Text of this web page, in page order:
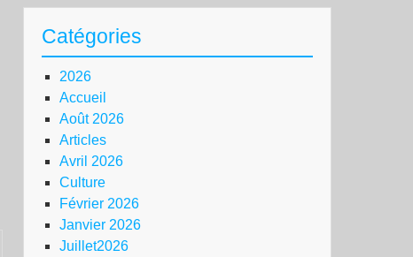
Catégories
2026
Accueil
Août 2026
Articles
Avril 2026
Culture
Février 2026
Janvier 2026
Juillet2026